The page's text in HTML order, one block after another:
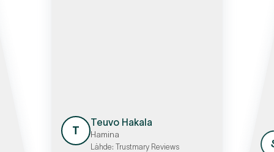
T
Teuvo Hakala
Hamina
Lähde: Trustmary Reviews